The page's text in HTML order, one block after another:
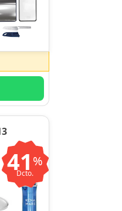
41 %
Dcto.